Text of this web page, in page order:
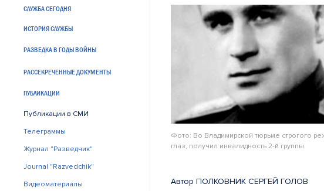
СЛУЖБА СЕГОДНЯ
ИСТОРИЯ СЛУЖБЫ
РАЗВЕДКА В ГОДЫ ВОЙНЫ
РАССЕКРЕЧЕННЫЕ ДОКУМЕНТЫ
ПУБЛИКАЦИИ
Публикации в СМИ
Телеграммы
Журнал "Разведчик"
Journal "Razvedchik"
Видеоматериалы
Фото: Во Владимирской тюрьме строгого
глаз, получил инвалидность 2-й группы
Автор ПОЛКОВНИК СЕРГЕЙ ГОЛОВ